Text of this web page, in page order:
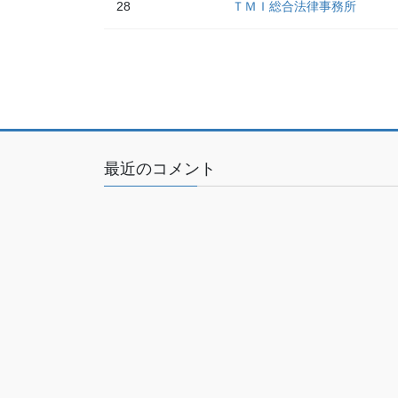
28 ＴＭＩ総合法律事務所
最近のコメント